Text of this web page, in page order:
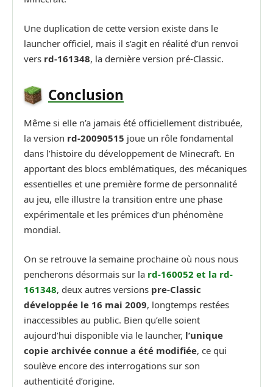
Une duplication de cette version existe dans le
launcher officiel, mais il s’agit en réalité d’un renvoi
vers rd-161348, la dernière version pré-Classic.
Conclusion
Même si elle n’a jamais été officiellement distribuée,
la version rd-20090515 joue un rôle fondamental
dans l’histoire du développement de Minecraft. En
apportant des blocs emblématiques, des mécaniques
essentielles et une première forme de personnalité
au jeu, elle illustre la transition entre une phase
expérimentale et les prémices d’un phénomène
mondial.
On se retrouve la semaine prochaine où nous nous
pencherons désormais sur la rd-160052 et la rd-
161348, deux autres versions pre-Classic
développée le 16 mai 2009, longtemps restées
inaccessibles au public. Bien qu’elle soient
aujourd’hui disponible via le launcher, l’unique
copie archivée connue a été modifiée, ce qui
soulève encore des interrogations sur son
authenticité d’origine.